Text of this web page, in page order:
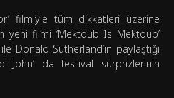
filmiyle tüm dikkatleri üzerine
yeni filmi ‘Mektoub Is Mektoub’
Donald Sutherland’in paylaştığı
John’ da festival sürprizlerinin